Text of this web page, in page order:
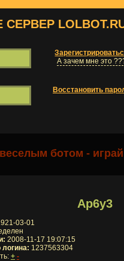
СЕРВЕР
А зачем мне это
Восстановить
ботом -
Ap6y3
03-01
2008-11-17 19:07:15
логина: 1237563304
+ -